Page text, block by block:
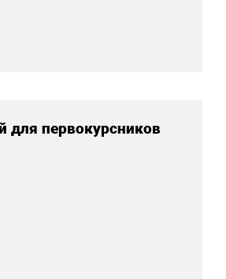
для первокурсников